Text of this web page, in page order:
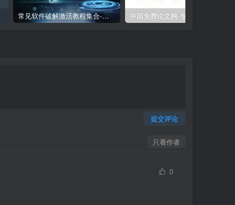
常见软件破解激活教程集合-软件SOS
提交评论
只看作者
0